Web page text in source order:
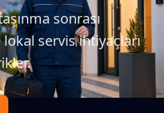
sonrası
servis ihtiyaçları